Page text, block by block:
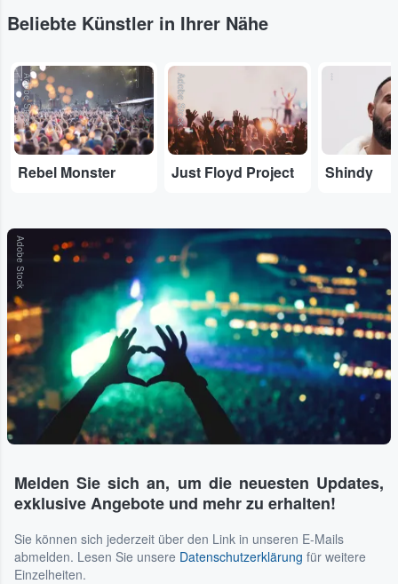
Beliebte Künstler in Ihrer Nähe
Adobe Stock
Rebel Monster
Adobe Stock
Just Floyd Project Shindy
Adobe Stock
Melden Sie sich an, um die neuesten Updates,
exklusive Angebote und mehr zu erhalten!
Sie können sich jederzeit über den Link in unseren E-Mails
abmelden. Lesen Sie unsere Datenschutzerklärung für weitere
Einzelheiten.